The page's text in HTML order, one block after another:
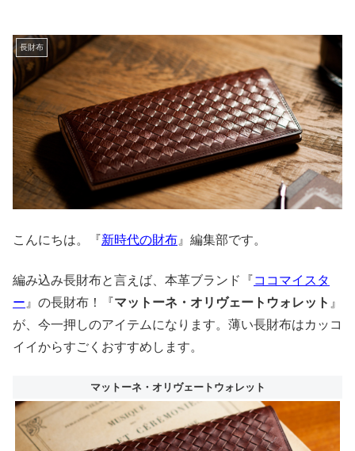
長財布
こんにちは。『新時代の財布 』編集部です。
編み込み長財布と言えば、本革ブランド『ココマイスタ
ー 』の長財布！『マットーネ・オリヴェートウォレット 』
が、今一押しのアイテムになります。薄い長財布はカッコ
イイからすごくおすすめします。
マットーネ・オリヴェートウォレット